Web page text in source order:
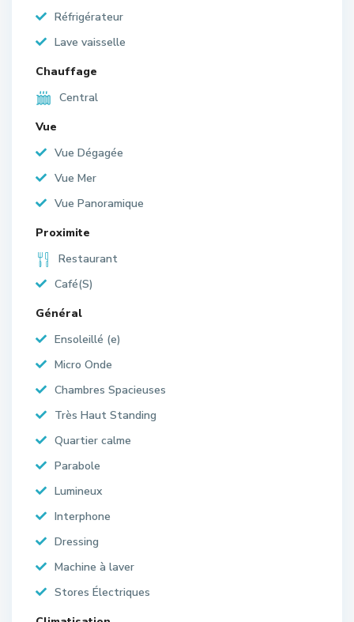
Réfrigérateur
Lave vaisselle
Chauffage
Central
Vue
Vue Dégagée
Vue Mer
Vue Panoramique
Proximite
Restaurant
Café(S)
Général
Ensoleillé (e)
Micro Onde
Chambres Spacieuses
Très Haut Standing
Quartier calme
Parabole
Lumineux
Interphone
Dressing
Machine à laver
Stores Électriques